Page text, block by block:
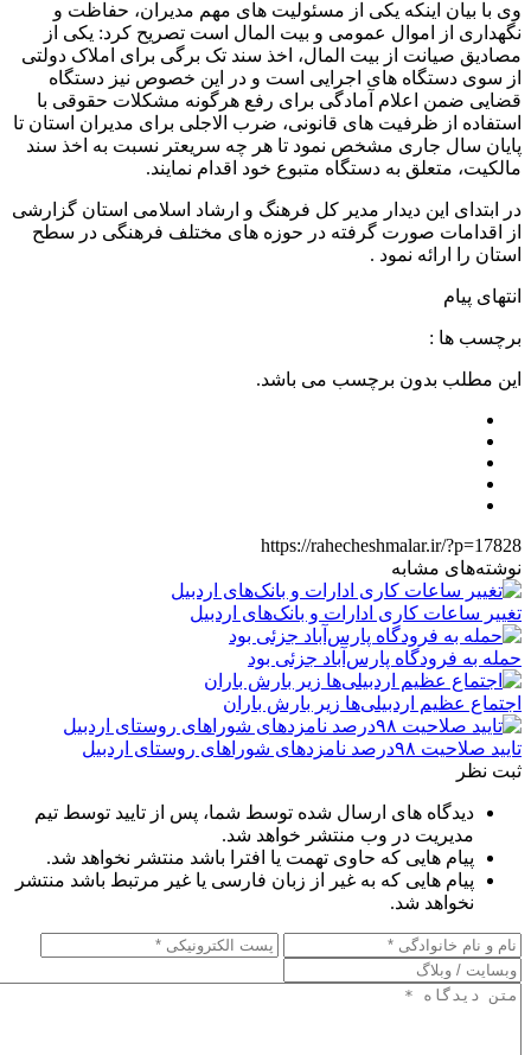
وی با بیان اینکه یکی از مسئولیت های مهم مدیران، حفاظت و
نگهداری از اموال عمومی و بیت المال است تصریح کرد: یکی از
مصادیق صیانت از بیت المال، اخذ سند تک برگی برای املاک دولتی
از سوی دستگاه های اجرایی است و در این خصوص نیز دستگاه
قضایی ضمن اعلام آمادگی برای رفع هرگونه مشکلات حقوقی با
استفاده از ظرفیت های قانونی، ضرب الاجلی برای مدیران استان تا
پایان سال جاری مشخص نمود تا هر چه سریعتر نسبت به اخذ سند
مالکیت، متعلق به دستگاه متبوع خود اقدام نمایند.
در ابتدای این دیدار مدیر کل فرهنگ و ارشاد اسلامی استان گزارشی
از اقدامات صورت گرفته در حوزه های مختلف فرهنگی در سطح
استان را ارائه نمود .
انتهای پیام
برچسب ها :
این مطلب بدون برچسب می باشد.
https://rahecheshmalar.ir/?p=17828
نوشته‌های مشابه
تغییر ساعات کاری ادارات و بانک‌های اردبیل
حمله به فرودگاه پارس‌‌آباد جزئی بود
اجتماع عظیم اردبیلی‌ها زیر بارش باران
تایید صلاحیت ۹۸درصد نامزدهای شوراهای روستای اردبیل
ثبت نظر
دیدگاه های ارسال شده توسط شما، پس از تایید توسط تیم
مدیریت در وب منتشر خواهد شد.
پیام هایی که حاوی تهمت یا افترا باشد منتشر نخواهد شد.
پیام هایی که به غیر از زبان فارسی یا غیر مرتبط باشد منتشر
نخواهد شد.